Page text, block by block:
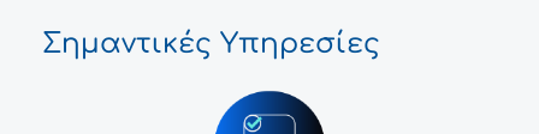
Σημαντικές Υπηρεσίες